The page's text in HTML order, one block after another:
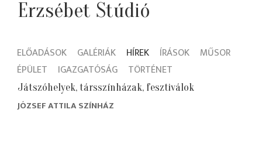
Erzsébet Stúdió
ELŐADÁSOK GALÉRIÁK HÍREK ÍRÁSOK
MŰSOR
ÉPÜLET
IGAZGATÓSÁG TÖRTÉNET
Játszóhelyek, társszínházak, fesztiválok
JÓZSEF ATTILA SZÍNHÁZ